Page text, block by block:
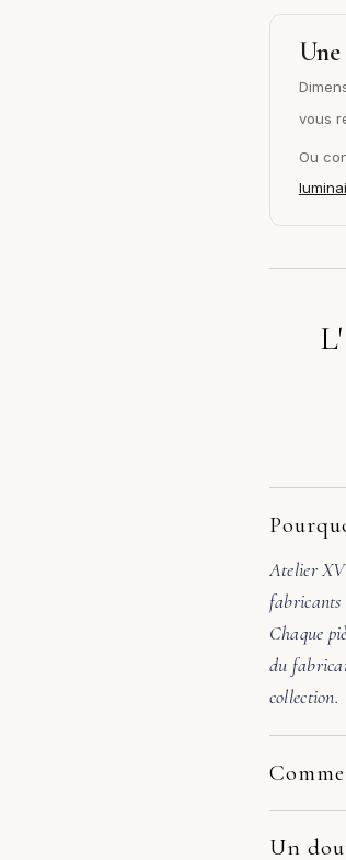
vous
Ou
Atelier
fabricants
Chaque
du
collection.
dépend
Un